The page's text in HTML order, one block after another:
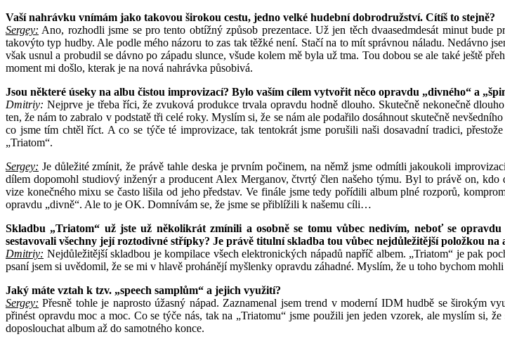
Vaší nahrávku vnímám jako takovou širokou cestu, jedno velké hudební dobrodružství. Cítíš to stejně?
Sergey: Ano, rozhodli jsme se pro tento obtížný způsob prezentace. Už jen těch dvaasedmdesát minut
takovýto typ hudby. Ale podle mého názoru to zas tak těžké není. Stačí na to mít správnou náladu. Nedávno
však usnul a probudil se dávno po západu slunce, všude kolem mě byla už tma. Tou dobou se ale také ještě
moment mi došlo, kterak je na nová nahrávka působivá.
Jsou některé úseky na albu čistou improvizací? Bylo vaším cílem vytvořit něco opravdu „divného“ a
Dmitriy: Nejprve je třeba říci, že zvuková produkce trvala opravdu hodně dlouho. Skutečně nekonečně
ten, že nám to zabralo v podstatě tři celé roky. Myslím si, že se nám ale podařilo dosáhnout skutečně
co jsme tím chtěl říct. A co se týče té improvizace, tak tentokrát jsme porušili naši dosavadní tradici,
„Triatom“.
Sergey: Je důležité zmínit, že právě tahle deska je prvním počinem, na němž jsme odmítli jakoukoli
dílem dopomohl studiový inženýr a producent Alex Merganov, čtvrtý člen našeho týmu. Byl to právě on,
vize konečného mixu se často lišila od jeho představ. Ve finále jsme tedy pořídili album plné rozporů,
opravdu „divně“. Ale to je OK. Domnívám se, že jsme se přiblížili k našemu cíli…
Skladbu „Triatom“ už jste už několikrát zmínili a osobně se tomu vůbec nedivím, neboť se
sestavovali všechny její roztodivné střípky? Je právě titulní skladba tou vůbec nejdůležitější položkou na
Dmitriy: Nejdůležitější skladbou je kompilace všech elektronických nápadů napříč albem. „Triatom“ je pak
psaní jsem si uvědomil, že se mi v hlavě prohánějí myšlenky opravdu záhadné. Myslím, že u toho bychom mohli
Jaký máte vztah k tzv. „speech samplům“ a jejich využití?
Sergey: Přesně tohle je naprosto úžasný nápad. Zaznamenal jsem trend v moderní IDM hudbě se širokým
přinést opravdu moc a moc. Co se týče nás, tak na „Triatomu“ jsme použili jen jeden vzorek, ale myslím si,
doposlouchat album až do samotného konce.